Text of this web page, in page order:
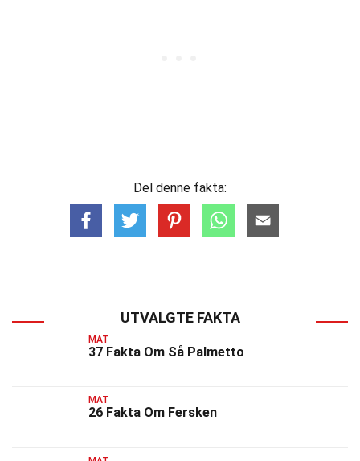
Del denne fakta:
UTVALGTE FAKTA
MAT
37 Fakta Om Så Palmetto
MAT
26 Fakta Om Fersken